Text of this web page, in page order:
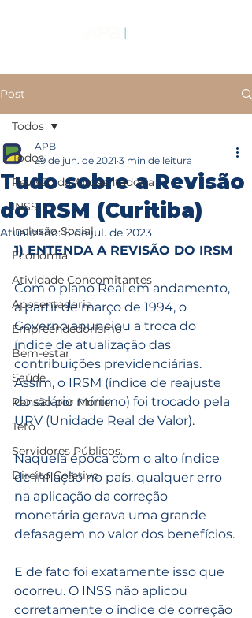
Post
Todos
Revisão da Aposentadoria
INSS
Inclusão Social
Economia
Atividade Concomitantes
Aposentadoria
Empreendedorismo
Bem-estar
Saúde
Pensão por Morte
Teto
Servidores Públicos.
Direito Coletivo
Todos
Tudo sobre a Revisão
do IRSM (Curitiba)
APB
29 de jun. de 2021 3 min de leitura
Atualizado:6 de jul. de 2023
1) ENTENDA A REVISÃO DO IRSM
Com o plano Real em andamento,
a partir de março de 1994, o
Governo anunciou a troca do
índice de atualização das
contribuições previdenciárias.
Assim, o IRSM (índice de reajuste
do salário mínimo) foi trocado pela
URV (Unidade Real de Valor).
Naquela época com o alto índice
de inflação no país, qualquer erro
na aplicação da correção
monetária gerava uma grande
defasagem no valor dos benefícios.
E de fato foi exatamente isso que
ocorreu. O INSS não aplicou
corretamente o índice de correção